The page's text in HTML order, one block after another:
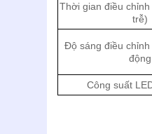
Thời gian điều
trễ)
Độ sáng điều
động
Công suất